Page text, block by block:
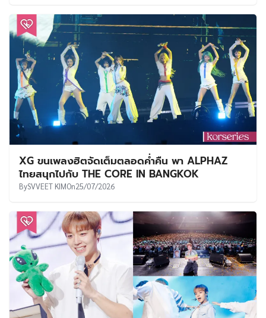
XG ขนเพลงฮิตจัดเต็มตลอดค่ำคืน พา ALPHAZ
ไทยสนุกไปกับ THE CORE IN BANGKOK
BySVVEET KIMOn25/07/2026